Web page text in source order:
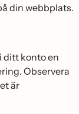
din webbplats.
ditt konto en
Observera
är